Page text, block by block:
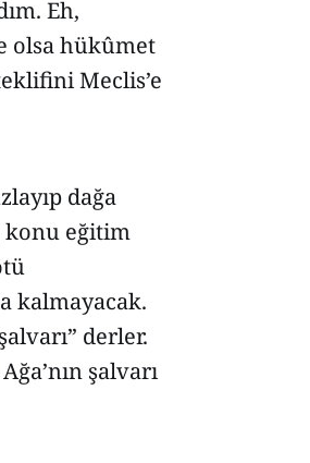
Eh,
olsa hükûmet
Meclis’e
dağa
konu eğitim
kalmayacak.
derler.
şalvarı